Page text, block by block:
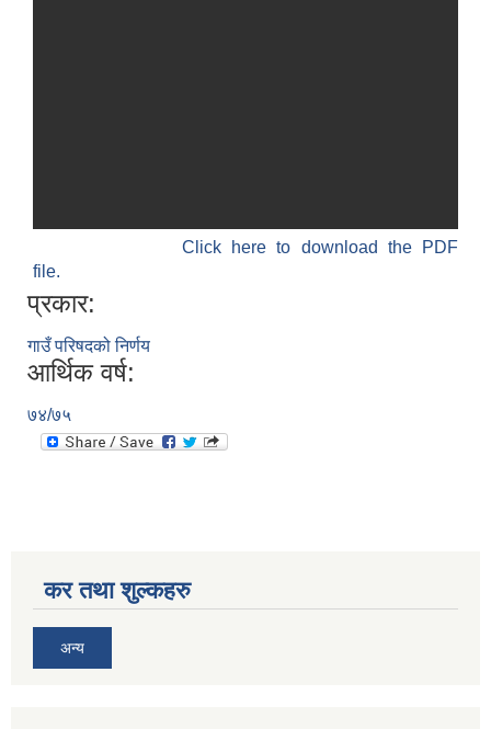
Click here to download the PDF
file.
प्रकार:
गाउँ परिषदको निर्णय
आर्थिक वर्ष:
७४/७५
कर तथा शुल्कहरु
अन्य